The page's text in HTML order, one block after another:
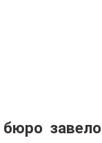
бюро завело